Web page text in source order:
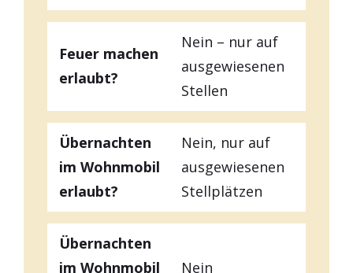
Feuer machen
erlaubt?
Nein – nur auf
ausgewiesenen
Stellen
Übernachten
im Wohnmobil
erlaubt?
Nein, nur auf
ausgewiesenen
Stellplätzen
Übernachten
im Wohnmobil
Nein